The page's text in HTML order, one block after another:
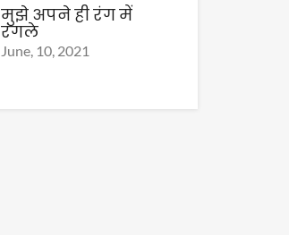
मुझे अपने ही रंग में
रंगले
June, 10, 2021